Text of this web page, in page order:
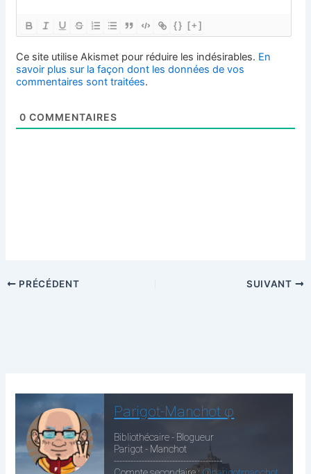
{} [+]
Ce site utilise Akismet pour réduire les indésirables. En
savoir plus sur la façon dont les données de vos
commentaires sont traitées.
0 COMMENTAIRES
PRÉCÉDENT SUIVANT